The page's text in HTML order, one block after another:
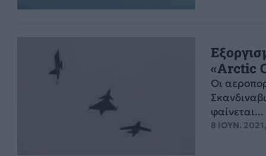
«Arctic
Οι
φαίνεται...
8 ΙΟΥΝ.